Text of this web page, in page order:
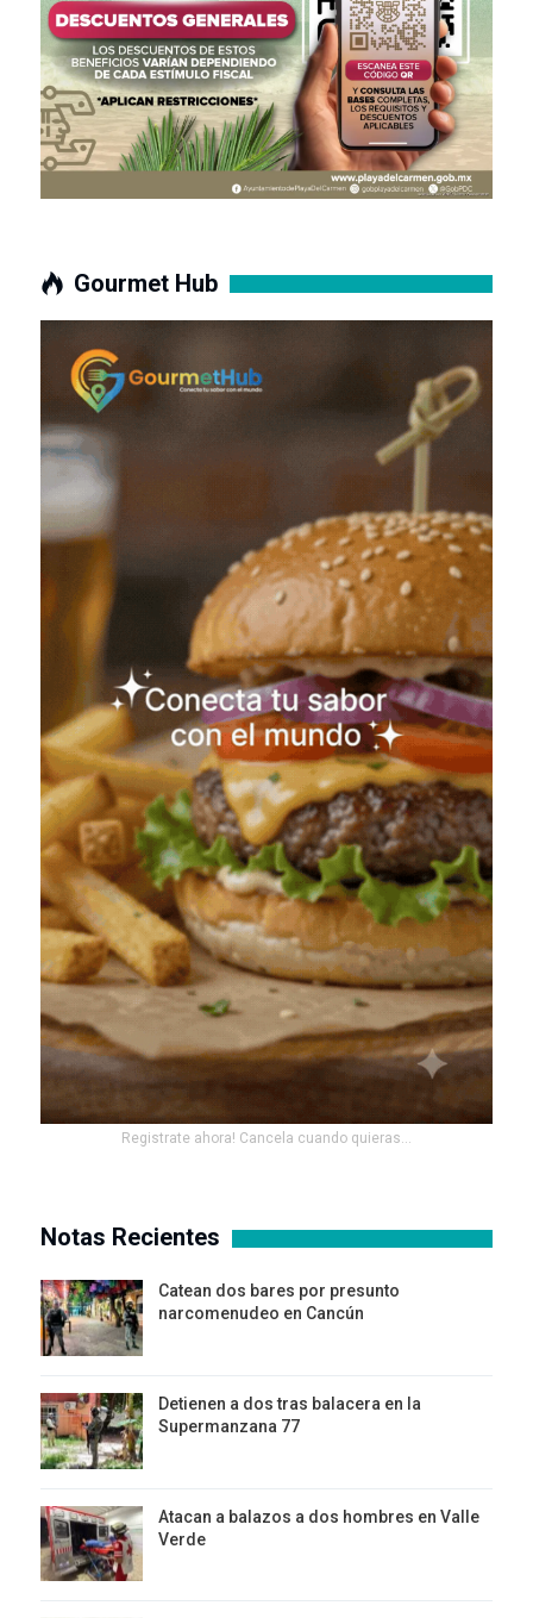
Gourmet Hub
Registrate ahora! Cancela cuando quieras...
Notas Recientes
Catean dos bares por presunto
narcomenudeo en Cancún
Detienen a dos tras balacera en la
Supermanzana 77
Atacan a balazos a dos hombres en Valle
Verde